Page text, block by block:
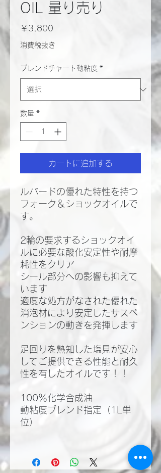
OIL 量り売り
￥3,800
格
消費税抜き
ブレンドチャート動粘度 *
数量 *
カートに追加する
ルバードの優れた特性を持つ
フォーク＆ショックオイルで
す。
2輪の要求するショックオイ
ルに必要な酸化安定性や耐摩
耗性をクリア
シール部分への影響も抑えて
います
適度な処方がなされた優れた
消泡材により安定したサスペ
ンションの動きを発揮します
足回りを熟知した塩見が安心
してご提供できる性能と耐久
性を有したオイルです！！
100％化学合成油
動粘度ブレンド指定（1L単
位）